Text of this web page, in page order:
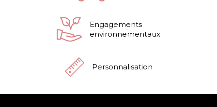
Engagements
environnementaux
Personnalisation